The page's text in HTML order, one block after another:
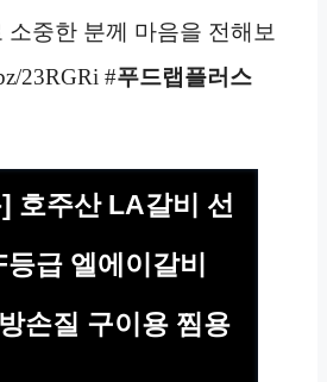
소중한 분께 마음을 전해보
23RGRi #푸드랩플러스
호주산 LA갈비 선
급 엘에이갈비
손질 구이용 찜용